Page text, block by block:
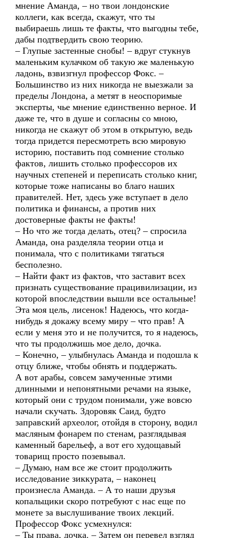
мнение Аманда, – но твои лондонские
коллеги, как всегда, скажут, что ты
выбираешь лишь те факты, что выгодны тебе,
дабы подтвердить свою теорию.
– Глупые застенные снобы! – вдруг стукнув
маленьким кулачком об такую же маленькую
ладонь, взвизгнул профессор Фокс. –
Большинство из них никогда не выезжали за
пределы Лондона, а метят в неоспоримые
эксперты, чье мнение единственно верное. И
даже те, что в душе и согласны со мною,
никогда не скажут об этом в открытую, ведь
тогда придется пересмотреть всю мировую
историю, поставить под сомнение столько
фактов, лишить столько профессоров их
научных степеней и переписать столько книг,
которые тоже написаны во благо наших
правителей. Нет, здесь уже вступает в дело
политика и финансы, а против них
достоверные факты не факты!
– Но что же тогда делать, отец? – спросила
Аманда, она разделяла теории отца и
понимала, что с политиками тягаться
бесполезно.
– Найти факт из фактов, что заставит всех
признать существование працивилизации, из
которой впоследствии вышли все остальные!
Эта моя цель, лисенок! Надеюсь, что когда-
нибудь я докажу всему миру – что прав! А
если у меня это и не получится, то я надеюсь,
что ты продолжишь мое дело, дочка.
– Конечно, – улыбнулась Аманда и подошла к
отцу ближе, чтобы обнять и поддержать.
А вот арабы, совсем замученные этими
длинными и непонятными речами на языке,
который они с трудом понимали, уже вовсю
начали скучать. Здоровяк Саид, будто
заправский археолог, отойдя в сторону, водил
масляным фонарем по стенам, разглядывая
каменный барельеф, а вот его худощавый
товарищ просто позевывал.
– Думаю, нам все же стоит продолжить
исследование зиккурата, – наконец
произнесла Аманда. – А то наши друзья
копальщики скоро потребуют с нас еще по
монете за выслушивание твоих лекций.
Профессор Фокс усмехнулся:
– Ты права, дочка. – Затем он перевел взгляд